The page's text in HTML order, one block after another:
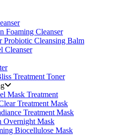
Foaming Cleanser
Probiotic Cleansing Balm
Cleanser
Treatment Toner
Mask Treatment
Treatment Mask
Treatment Mask
Overnight Mask
Biocellulose Mask